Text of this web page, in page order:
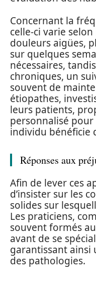
Concernant la
celle-ci varie
douleurs aigües,
sur quelques
nécessaires,
chroniques, un
souvent de
étiopathes,
leurs patients,
personnalisé pour
individu bénéficie
Réponses aux
Afin de lever ces
d’insister sur les
solides sur
Les praticiens,
souvent formés
avant de se
garantissant ainsi
des pathologies.